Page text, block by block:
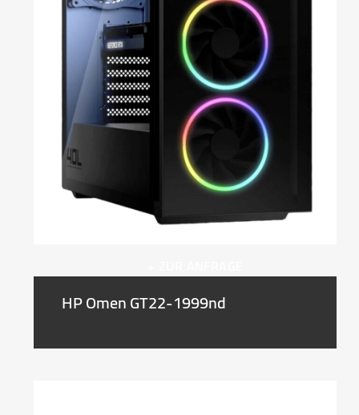
HP Omen GT22-1999nd